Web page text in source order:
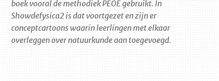
boek vooral de methodiek PEOE gebruikt. In
Showdefysica2 is dat voortgezet en zijn er
conceptcartoons waarin leerlingen met elkaar
overleggen over natuurkunde aan toegevoegd.